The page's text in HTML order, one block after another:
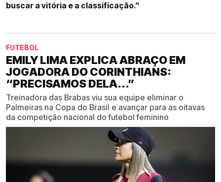
buscar a vitória e a classificação.”
FUTEBOL
EMILY LIMA EXPLICA ABRAÇO EM
JOGADORA DO CORINTHIANS:
“PRECISAMOS DELA...”
Treinadora das Brabas viu sua equipe eliminar o
Palmeiras na Copa do Brasil e avançar para as oitavas
da competição nacional do futebol feminino